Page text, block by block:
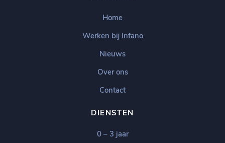
Home
Werken bij Infano
Nieuws
Over ons
Contact
DIENSTEN
0 – 3 jaar